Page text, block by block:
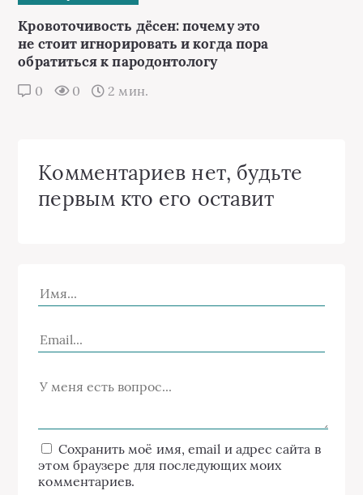
Кровоточивость дёсен: почему это
не стоит игнорировать и когда пора
обратиться к пародонтологу
0 0 2 мин.
Комментариев нет, будьте
первым кто его оставит
Сохранить моё имя, email и адрес сайта в
этом браузере для последующих моих
комментариев.